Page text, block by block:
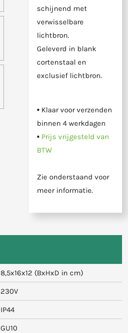
schijnend met
verwisselbare
lichtbron.
Geleverd in blank
cortenstaal en
exclusief lichtbron.
▪ Klaar voor verzenden
binnen 4 werkdagen
▪ Prijs vrijgesteld van
BTW
Zie onderstaand voor
meer informatie.
8,5x16x12 (BxHxD in cm)
230V
IP44
GU10